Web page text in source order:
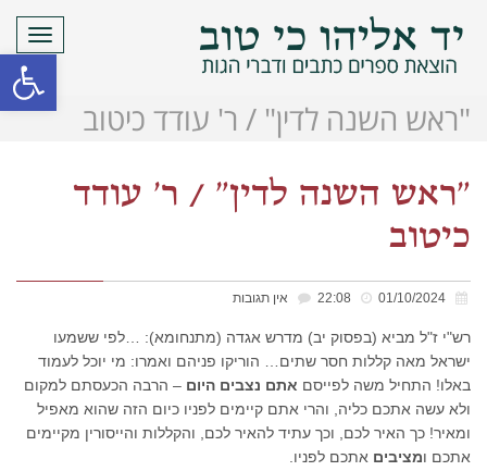
פתח
"ראש השנה לדין" / ר' עודד כיטוב
"ראש השנה לדין" / ר' עודד
כיטוב
אין תגובות
רש"י ז"ל מביא (בפסוק יב) מדרש אגדה (מתנחומא): …לפי ששמעו
ישראל מאה קללות חסר שתים… הוריקו פניהם ואמרו: מי יוכל לעמוד
באלו! התחיל משה לפייסם אתם נצבים היום – הרבה הכעסתם למקום
ולא עשה אתכם כליה, והרי אתם קיימים לפניו כיום הזה שהוא מאפיל
ומאיר! כך האיר לכם, וכך עתיד להאיר לכם, והקללות והייסורין מקיימים
אתכם ומציבים אתכם לפניו.